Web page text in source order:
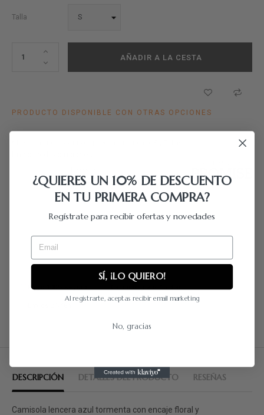
Talla
AÑADIR A LA CESTA
PRODUCTO DISPONIBLE CON OTRAS OPCIONES
CATEGORÍAS
INICIO LENCERÍA
CAMISOLAS
0 ARTÍCULO
COMPARTIR
Pago 100% seguro
DESCRIPCIÓN DETALLES DEL PRODUCTO RESEÑAS
Camisola lencera azul tormenta con encaje floral y
¿QUIERES UN 10% DE DESCUENTO
EN TU PRIMERA COMPRA?
Regístrate para recibir ofertas y novedades
Email
SÍ, ¡LO QUIERO!
Al registrarte, aceptas recibir email marketing
No, gracias